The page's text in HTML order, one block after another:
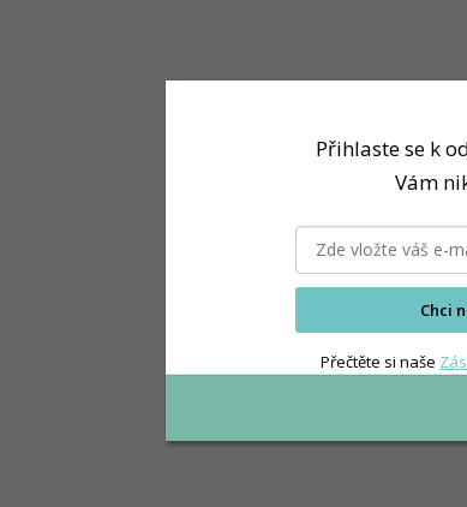
Přihlaste se k
Vám
Chci
Přečtěte si naše